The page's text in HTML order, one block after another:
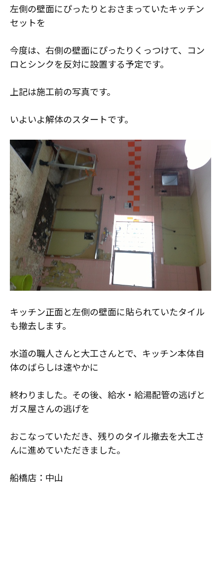
左側の壁面にぴったりとおさまっていたキッチン
セットを
今度は、右側の壁面にぴったりくっつけて、コン
ロとシンクを反対に設置する予定です。
上記は施工前の写真です。
いよいよ解体のスタートです。
キッチン正面と左側の壁面に貼られていたタイル
も撤去します。
水道の職人さんと大工さんとで、キッチン本体自
体のばらしは速やかに
終わりました。その後、給水・給湯配管の逃げと
ガス屋さんの逃げを
おこなっていただき、残りのタイル撤去を大工さ
んに進めていただきました。
船橋店：中山